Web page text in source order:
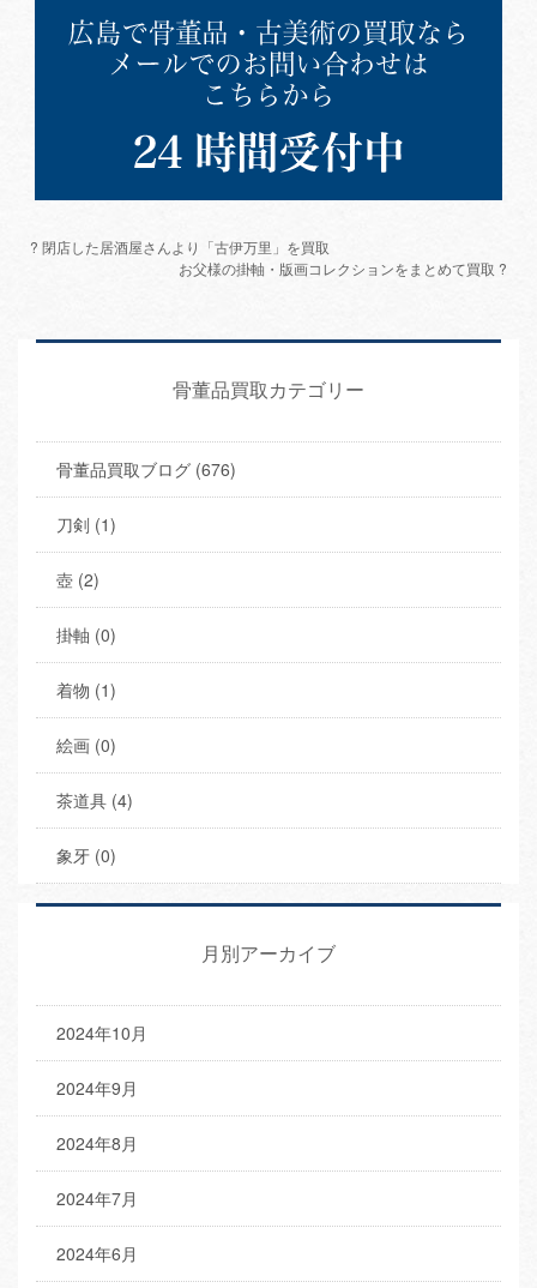
? 閉店した居酒屋さんより「古伊万里」を買取
お父様の掛軸・版画コレクションをまとめて買取 ?
骨董品買取カテゴリー
骨董品買取ブログ (676)
刀剣 (1)
壺 (2)
掛軸 (0)
着物 (1)
絵画 (0)
茶道具 (4)
象牙 (0)
月別アーカイブ
2024年10月
2024年9月
2024年8月
2024年7月
2024年6月